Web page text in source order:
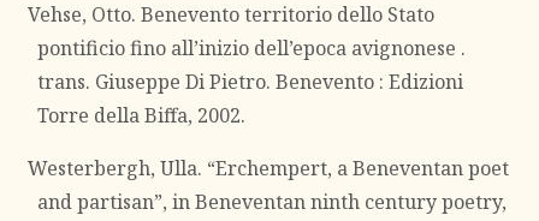
Vehse, Otto. Benevento territorio dello Stato
pontificio fino all’inizio dell’epoca avignonese .
trans. Giuseppe Di Pietro. Benevento : Edizioni
Torre della Biffa, 2002.
Westerbergh, Ulla. “Erchempert, a Beneventan poet
and partisan”, in Beneventan ninth century poetry,